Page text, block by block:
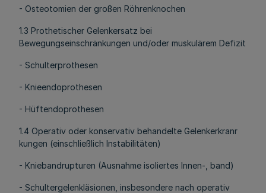
- Osteotomien der großen Röhrenknochen
1.3 Prothetischer Gelenkersatz bei
Bewegungseinschränkungen und/oder muskulärem Defizit
- Schulterprothesen
- Knieendoprothesen
- Hüftendoprothesen
1.4 Operativ oder konservativ behandelte Gelenkerkranr
kungen (einschließlich Instabilitäten)
- Kniebandrupturen (Ausnahme isoliertes Innen-, band)
- Schultergelenkläsionen, insbesondere nach operativ